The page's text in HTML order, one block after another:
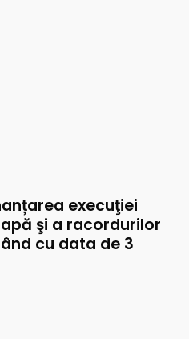
execuţiei
şi a racordurilor
cu data de 3